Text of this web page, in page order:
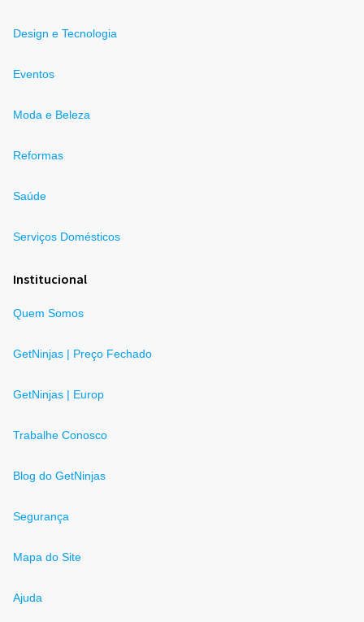
Design e Tecnologia
Eventos
Moda e Beleza
Reformas
Saúde
Serviços Domésticos
Institucional
Quem Somos
GetNinjas | Preço Fechado
GetNinjas | Europ
Trabalhe Conosco
Blog do GetNinjas
Segurança
Mapa do Site
Ajuda